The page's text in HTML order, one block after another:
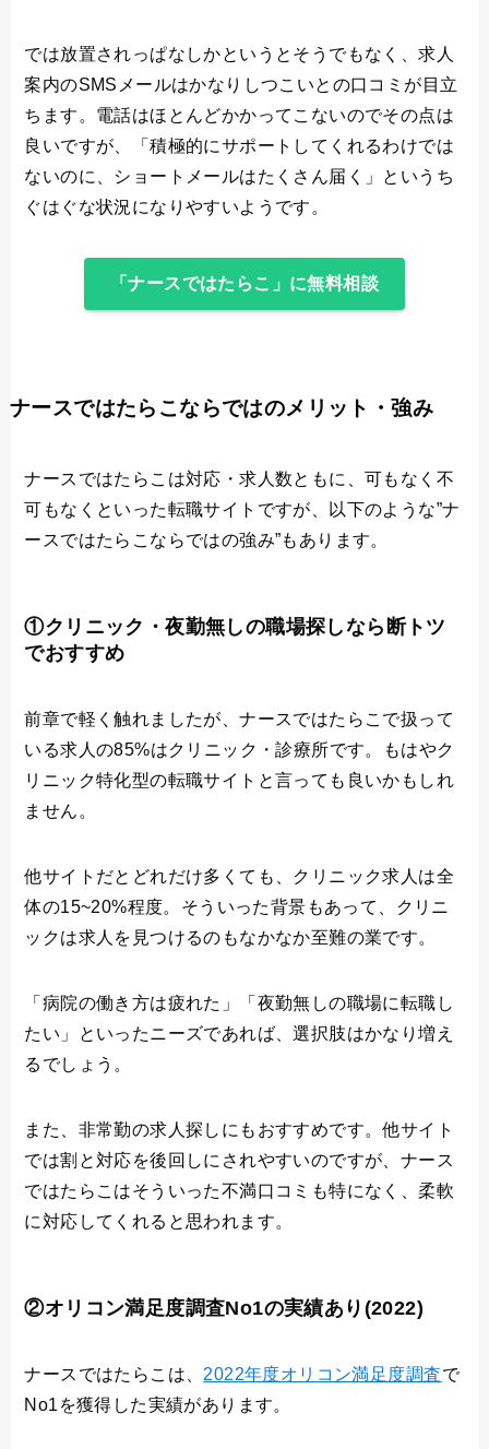
では放置されっぱなしかというとそうでもなく、求人
案内のSMSメールはかなりしつこいとの口コミが目立
ちます。電話はほとんどかかってこないのでその点は
良いですが、「積極的にサポートしてくれるわけでは
ないのに、ショートメールはたくさん届く」というち
ぐはぐな状況になりやすいようです。
「ナースではたらこ」に無料相談
ナースではたらこならではのメリット・強み
ナースではたらこは対応・求人数ともに、可もなく不
可もなくといった転職サイトですが、以下のような”ナ
ースではたらこならではの強み”もあります。
①クリニック・夜勤無しの職場探しなら断トツ
でおすすめ
前章で軽く触れましたが、ナースではたらこで扱って
いる求人の85%はクリニック・診療所です。もはやク
リニック特化型の転職サイトと言っても良いかもしれ
ません。
他サイトだとどれだけ多くても、クリニック求人は全
体の15~20%程度。そういった背景もあって、クリニ
ックは求人を見つけるのもなかなか至難の業です。
「病院の働き方は疲れた」「夜勤無しの職場に転職し
たい」といったニーズであれば、選択肢はかなり増え
るでしょう。
また、非常勤の求人探しにもおすすめです。他サイト
では割と対応を後回しにされやすいのですが、ナース
ではたらこはそういった不満口コミも特になく、柔軟
に対応してくれると思われます。
②オリコン満足度調査No1の実績あり(2022)
ナースではたらこは、 2022年度オリコン満足度調査で
No1を獲得した実績があります。